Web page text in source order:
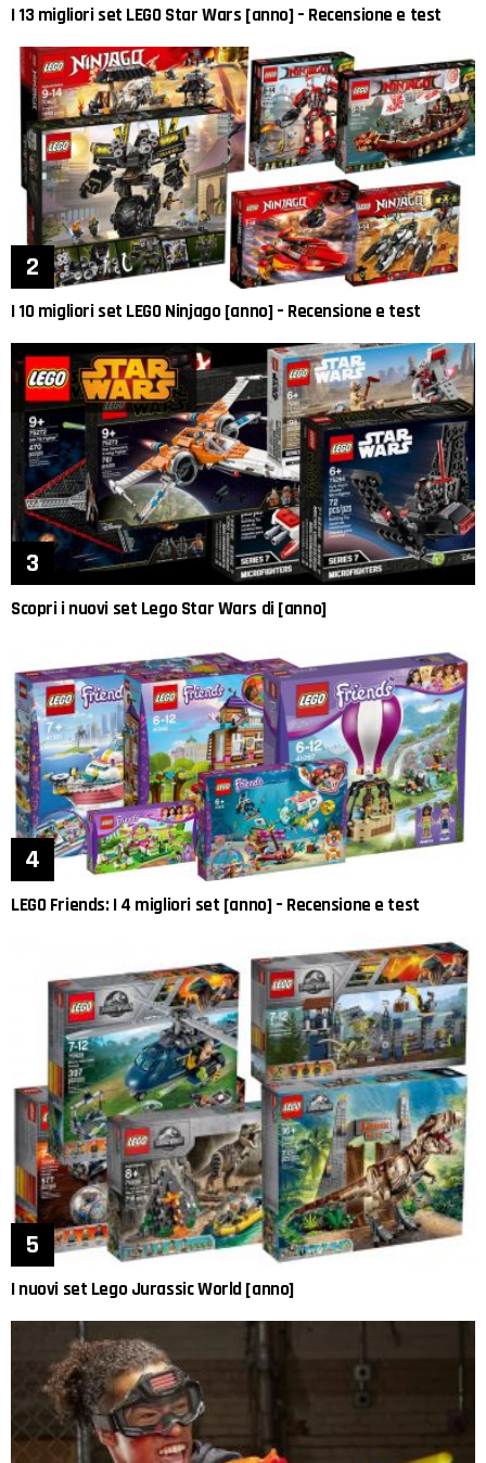
I 13 migliori set LEGO Star Wars [anno] – Recensione e test
I 10 migliori set LEGO Ninjago [anno] – Recensione e test
Scopri i nuovi set Lego Star Wars di [anno]
LEGO Friends: I 4 migliori set [anno] – Recensione e test
I nuovi set Lego Jurassic World [anno]